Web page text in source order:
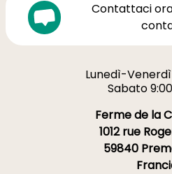
Contattaci
Lunedì-Venerdì
Sabato
Ferme de la
1012 rue
59840